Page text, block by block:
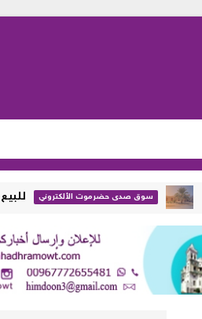
سوق صدى حضرموت الألكتروني للبيع بيت + 4 دكاكين في خباية - تريم - حضرموت ( تفاصيل + صور )